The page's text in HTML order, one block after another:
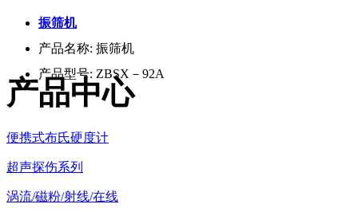
振筛机
产品名称: 振筛机
产品型号: ZBSX－92A
产品中心
便携式布氏硬度计
超声探伤系列
涡流/磁粉/射线/在线